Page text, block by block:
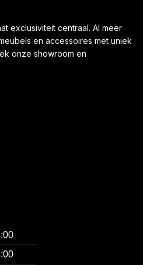
exclusiviteit centraal. Al meer
en accessoires met uniek
onze showroom en